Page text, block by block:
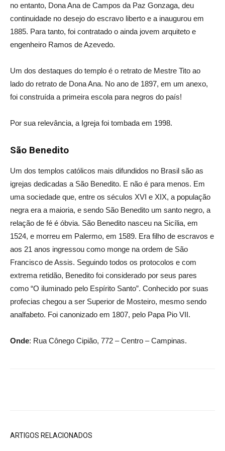
no entanto, Dona Ana de Campos da Paz Gonzaga, deu
continuidade no desejo do escravo liberto e a inaugurou em
1885. Para tanto, foi contratado o ainda jovem arquiteto e
engenheiro Ramos de Azevedo.
Um dos destaques do templo é o retrato de Mestre Tito ao
lado do retrato de Dona Ana. No ano de 1897, em um anexo,
foi construída a primeira escola para negros do país!
Por sua relevância, a Igreja foi tombada em 1998.
São Benedito
Um dos templos católicos mais difundidos no Brasil são as
igrejas dedicadas a São Benedito. E não é para menos. Em
uma sociedade que, entre os séculos XVI e XIX, a população
negra era a maioria, e sendo São Benedito um santo negro, a
relação de fé é óbvia. São Benedito nasceu na Sicília, em
1524, e morreu em Palermo, em 1589. Era filho de escravos e
aos 21 anos ingressou como monge na ordem de São
Francisco de Assis. Seguindo todos os protocolos e com
extrema retidão, Benedito foi considerado por seus pares
como “O iluminado pelo Espírito Santo”. Conhecido por suas
profecias chegou a ser Superior de Mosteiro, mesmo sendo
analfabeto. Foi canonizado em 1807, pelo Papa Pio VII.
Onde: Rua Cônego Cipião, 772 – Centro – Campinas.
ARTIGOS RELACIONADOS